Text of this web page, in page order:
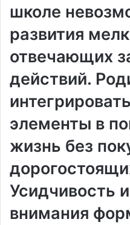
школе
развития
отвечающих
действий.
элементы в
жизнь без
Усидчивость
внимания